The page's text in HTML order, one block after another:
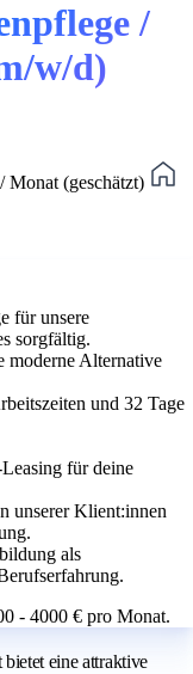
/
w/d)
Monat (geschätzt)
für unsere
sorgfältig.
moderne Alternative
und 32 Tage
für deine
unserer Klient:innen
als
- 4000 € pro Monat.
eine attraktive